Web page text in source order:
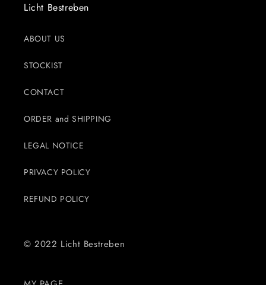
Licht Bestreben
ABOUT US
STOCKIST
CONTACT
ORDER and SHIPPING
LEGAL NOTICE
PRIVACY POLICY
REFUND POLICY
© 2022 Licht Bestreben